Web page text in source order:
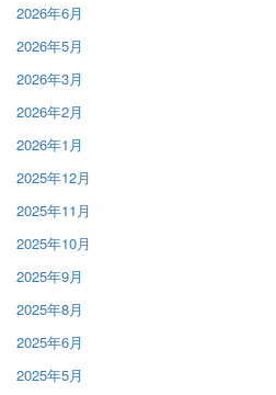
2026年6月
2026年5月
2026年3月
2026年2月
2026年1月
2025年12月
2025年11月
2025年10月
2025年9月
2025年8月
2025年6月
2025年5月